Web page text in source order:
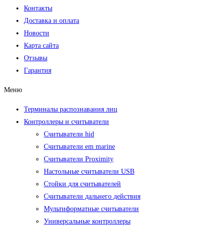
Контакты
Доставка и оплата
Новости
Карта сайта
Отзывы
Гарантия
Меню
Терминалы распознавания лиц
Контроллеры и считыватели
Считыватели hid
Считыватели em marine
Считыватели Proximity
Настольные считыватели USB
Стойки для считывателей
Считыватели дальнего действия
Мультиформатные считыватели
Универсальные контроллеры